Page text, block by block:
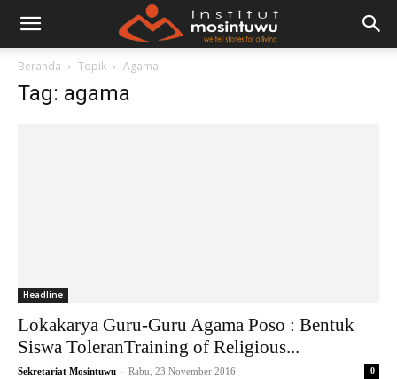
Beranda Topik Agama
Tag: agama
Headline
Lokakarya Guru-Guru Agama Poso : Bentuk
Siswa ToleranTraining of Religious...
Sekretariat Mosintuwu - Rabu, 23 November 2016 0